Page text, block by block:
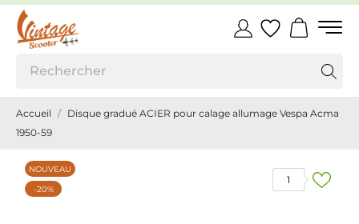
Accueil
Disque gradué ACIER pour calage allumage Vespa Acma
1950-59
1
NOUVEAU
-20%